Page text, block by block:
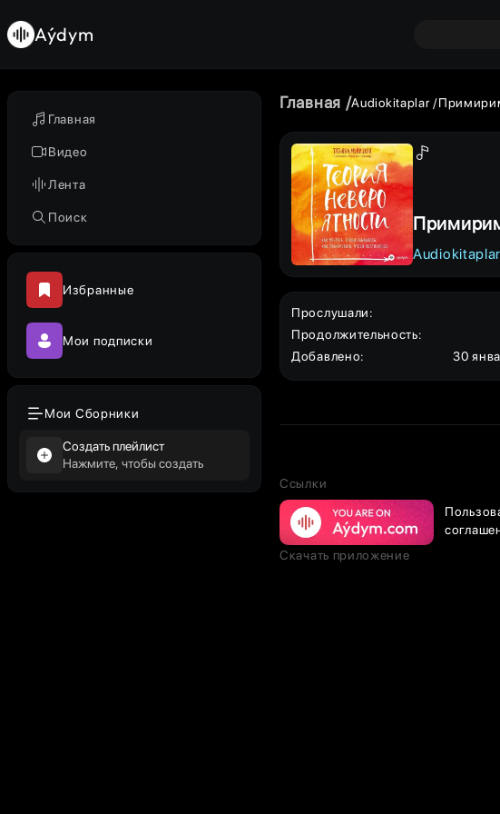
Главная
Видео
Лента
Поиск
Избранные
Мои подписки
Мои Сборники
Создать плейлист
Нажмите, чтобы создать
Aýdym
Главная Audiokitaplar
Audiokitaplar
Прослушали:
Продолжительность:
Добавлено: 30
Ссылки
Скачать приложение